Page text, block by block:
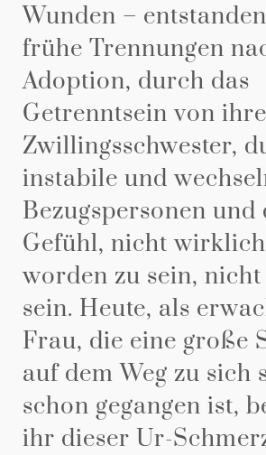
Wunden –
frühe Trennungen
Adoption, durch das
Getrenntsein von
Zwillingsschwester,
instabile und
Bezugspersonen und
Gefühl, nicht
worden zu sein,
sein. Heute, als
Frau, die eine große
auf dem Weg zu sich
schon gegangen ist,
ihr dieser Ur-